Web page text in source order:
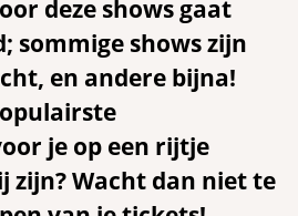
deze shows gaat
sommige shows zijn
en andere bijna!
je op een rijtje
zijn? Wacht dan niet te